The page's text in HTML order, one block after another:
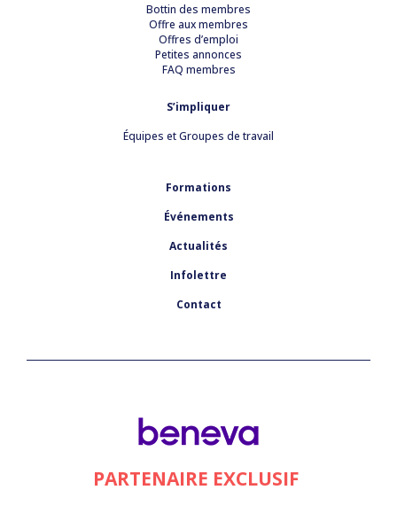
Bottin des membres
Offre aux membres
Offres d’emploi
Petites annonces
FAQ membres
S’impliquer
Équipes et Groupes de travail
Formations
Événements
Actualités
Infolettre
Contact
PARTENAIRE EXCLUSIF